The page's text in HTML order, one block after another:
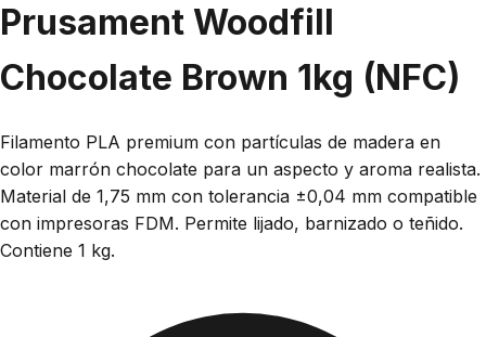
Prusament Woodfill
Chocolate Brown 1kg (NFC)
Filamento PLA premium con partículas de madera en
color marrón chocolate para un aspecto y aroma realista.
Material de 1,75 mm con tolerancia ±0,04 mm compatible
con impresoras FDM. Permite lijado, barnizado o teñido.
Contiene 1 kg.